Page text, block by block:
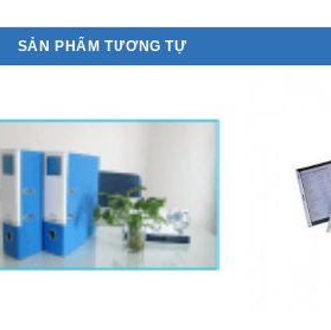
SẢN PHẨM TƯƠNG TỰ